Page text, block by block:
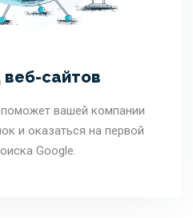
сайтов
вашей компании
и оказаться на первой
Google.